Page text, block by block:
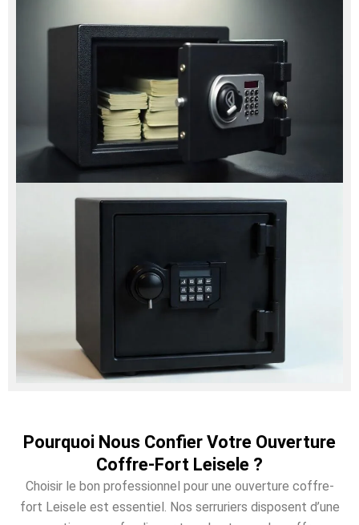
Pourquoi Nous Confier Votre Ouverture
Coffre-Fort Leisele ?
Choisir le bon professionnel pour une ouverture coffre-
fort Leisele est essentiel. Nos serruriers disposent d’une